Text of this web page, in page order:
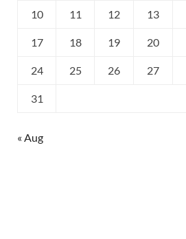
10 11 12 13
17 18 19 20
24 25 26 27
31
« Aug